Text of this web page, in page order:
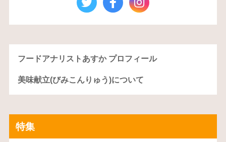
フードアナリストあすか プロフィール
美味献立(びみこんりゅう)について
特集